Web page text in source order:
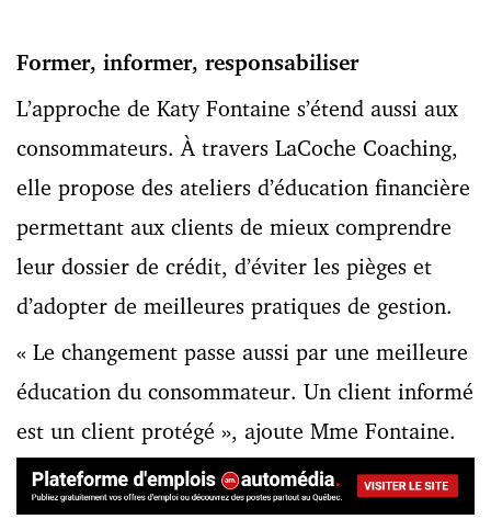
Former, informer, responsabiliser
L’approche de Katy Fontaine s’étend aussi aux
consommateurs. À travers LaCoche Coaching,
elle propose des ateliers d’éducation financière
permettant aux clients de mieux comprendre
leur dossier de crédit, d’éviter les pièges et
d’adopter de meilleures pratiques de gestion.
« Le changement passe aussi par une meilleure
éducation du consommateur. Un client informé
est un client protégé », ajoute Mme Fontaine.